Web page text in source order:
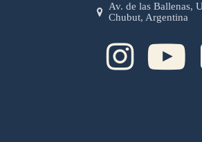
Av. de las Ballenas,
Chubut, Argentina